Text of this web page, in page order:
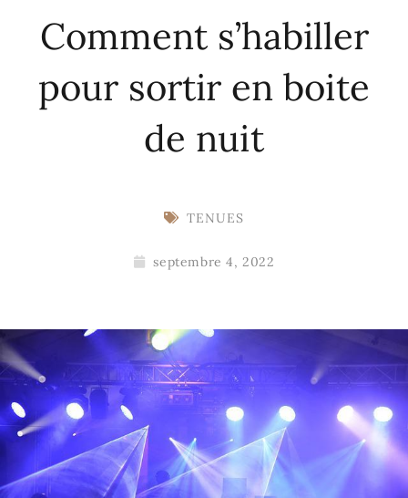
Comment s’habiller
pour sortir en boite
de nuit
TENUES
septembre 4, 2022